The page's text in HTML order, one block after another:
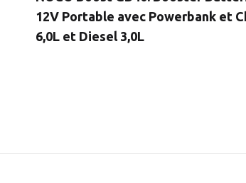
12V Portable avec Powerbank et
6,0L et Diesel 3,0L